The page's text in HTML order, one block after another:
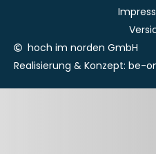
hoch im norden GmbH
Realisierung & Konzept: be-